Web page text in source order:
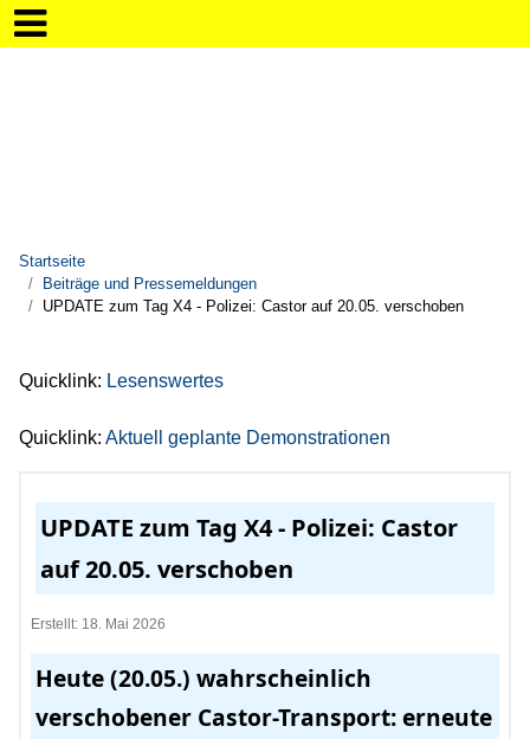
Startseite
Beiträge und Pressemeldungen
UPDATE zum Tag X4 - Polizei: Castor auf 20.05. verschoben
Quicklink: Lesenswertes
Quicklink: Aktuell geplante Demonstrationen
UPDATE zum Tag X4 - Polizei: Castor
auf 20.05. verschoben
Erstellt: 18. Mai 2026
Heute (20.05.) wahrscheinlich
verschobener Castor-Transport: erneute